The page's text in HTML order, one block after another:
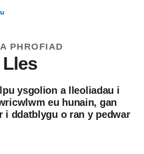
PHROFIAD
ysgolion a lleoliadau i
eu hunain, gan
i ddatblygu o ran y pedwar